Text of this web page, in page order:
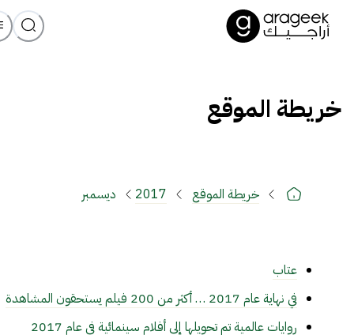
خريطة الموقع
خريطة الموقع 2017 ديسمبر
عتاب
في نهاية عام 2017 … أكثر من 200 فيلم يستحقون المشاهدة
روايات عالمية تم تحويلها إلى أفلام سينمائية في عام 2017